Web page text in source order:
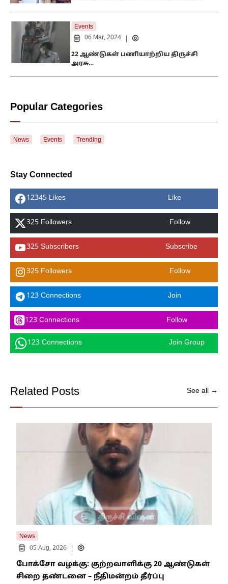
Events
06 Mar, 2024
22 ஆண்டுகள் பணியாற்றிய திருச்சி
அரசு…
Popular Categories
News Events Trending
Stay Connected
12345 Likes Like
325 Followers Follow
325 Subscribers Subscribe
325 Followers Follow
123 Connections Join
123 Connections Follow
123 Connections Join Group
Related Posts See all →
News
05 Aug, 2026
போக்சோ வழக்கு: குற்றவாளிக்கு 20 ஆண்டுகள்
சிறை தண்டனை – நீதிமன்றம் தீர்ப்பு